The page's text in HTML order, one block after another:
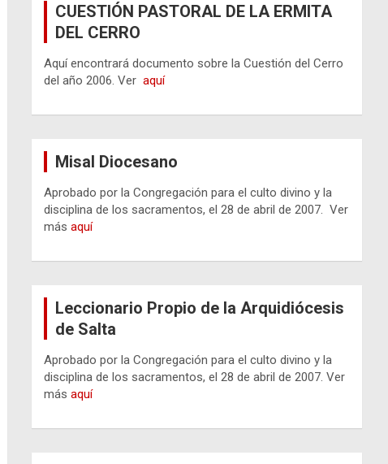
CUESTIÓN PASTORAL DE LA ERMITA
DEL CERRO
Aquí encontrará documento sobre la Cuestión del Cerro
del año 2006. Veraquí
Misal Diocesano
Aprobado por la Congregación para el culto divino y la
disciplina de los sacramentos, el 28 de abril de 2007. Ver
másaquí
Leccionario Propio de la Arquidiócesis
de Salta
Aprobado por la Congregación para el culto divino y la
disciplina de los sacramentos, el 28 de abril de 2007. Ver
másaquí